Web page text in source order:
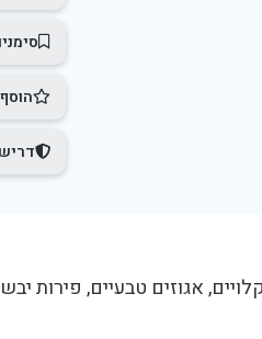
אגוזים טבעיים, פירות